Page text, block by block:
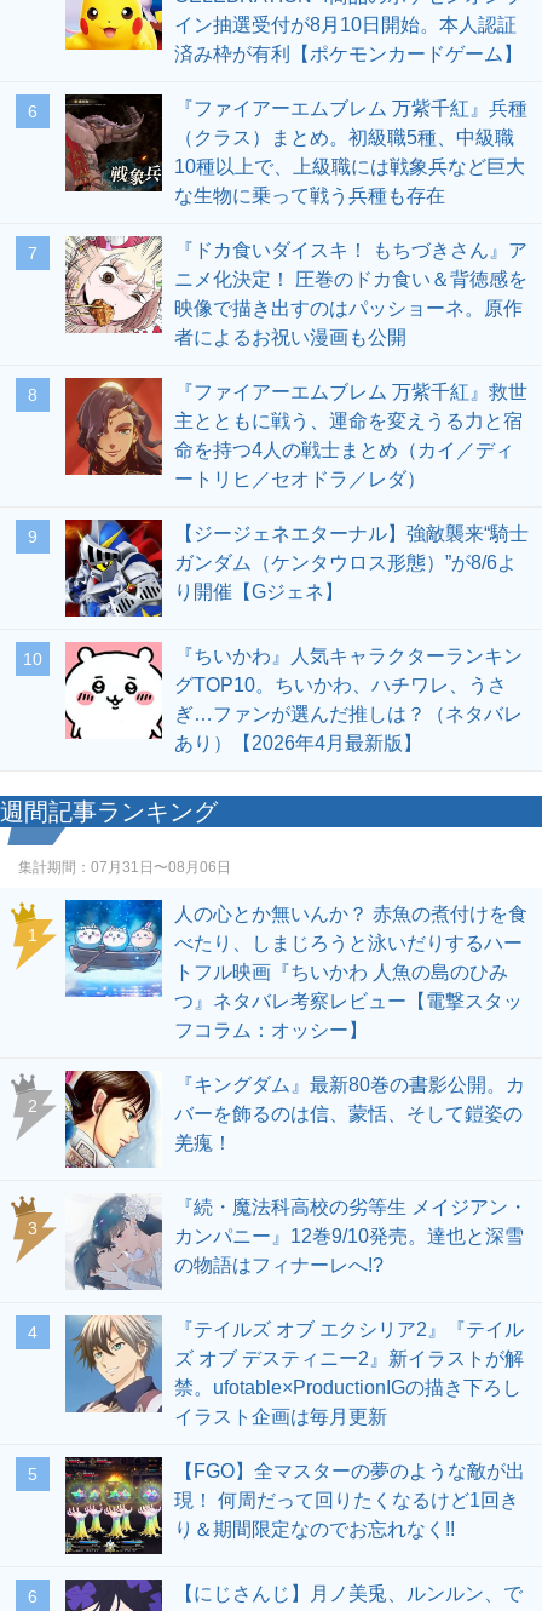
イン抽選受付が8月10日開始。本人認証
済み枠が有利【ポケモンカードゲーム】
6
『ファイアーエムブレム 万紫千紅』兵種
（クラス）まとめ。初級職5種、中級職
10種以上で、上級職には戦象兵など巨大
な生物に乗って戦う兵種も存在
7
『ドカ食いダイスキ！ もちづきさん』ア
ニメ化決定！ 圧巻のドカ食い＆背徳感を
映像で描き出すのはパッショーネ。原作
者によるお祝い漫画も公開
8
『ファイアーエムブレム 万紫千紅』救世
主とともに戦う、運命を変えうる力と宿
命を持つ4人の戦士まとめ（カイ／ディ
ートリヒ／セオドラ／レダ）
9
【ジージェネエターナル】強敵襲来“騎士
ガンダム（ケンタウロス形態）”が8/6よ
り開催【Gジェネ】
10
『ちいかわ』人気キャラクターランキン
グTOP10。ちいかわ、ハチワレ、うさ
ぎ…ファンが選んだ推しは？（ネタバレ
あり）【2026年4月最新版】
週間記事ランキング
集計期間： 07月31日〜08月06日
1
人の心とか無いんか？ 赤魚の煮付けを食
べたり、しまじろうと泳いだりするハー
トフル映画『ちいかわ 人魚の島のひみ
つ』ネタバレ考察レビュー【電撃スタッ
フコラム：オッシー】
2
『キングダム』最新80巻の書影公開。カ
バーを飾るのは信、蒙恬、そして鎧姿の
羌瘣！
3
『続・魔法科高校の劣等生 メイジアン・
カンパニー』12巻9/10発売。達也と深雪
の物語はフィナーレへ!?
4
『テイルズ オブ エクシリア2』『テイル
ズ オブ デスティニー2』新イラストが解
禁。ufotable×ProductionIGの描き下ろし
イラスト企画は毎月更新
5
【FGO】全マスターの夢のような敵が出
現！ 何周だって回りたくなるけど1回き
り＆期間限定なのでお忘れなく!!
6
【にじさんじ】月ノ美兎、ルンルン、で